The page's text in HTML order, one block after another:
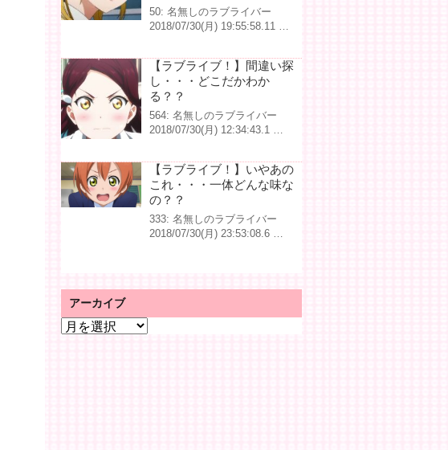
50: 名無しのラブライバー
2018/07/30(月) 19:55:58.11 …
【ラブライブ！】間違い探
し・・・どこだかわか
る？？
564: 名無しのラブライバー
2018/07/30(月) 12:34:43.1 …
【ラブライブ！】いやあの
これ・・・一体どんな味な
の？？
333: 名無しのラブライバー
2018/07/30(月) 23:53:08.6 …
アーカイブ
ア